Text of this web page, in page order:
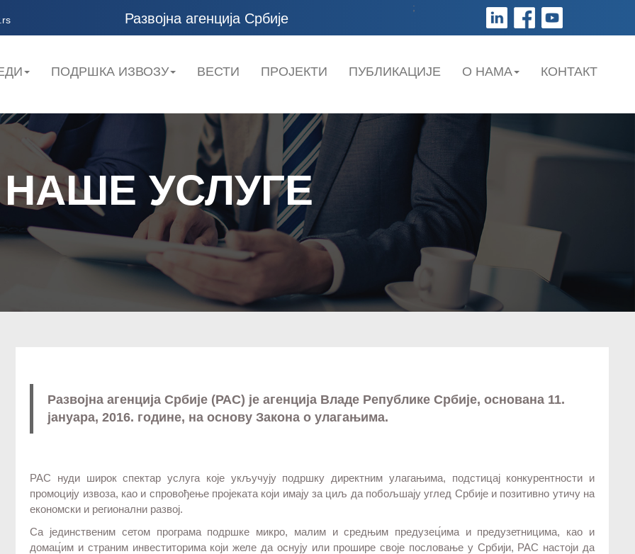
Развојна агенција Србије
;
ПОДРШКА ИЗВОЗУ ВЕСТИ ПРОЈЕКТИ ПУБЛИКАЦИЈЕ О НАМА КОНТАКТ
НАШЕ УСЛУГЕ
Развојна агенција Србије (РАС) је агенција Владе Републике Србије, основана 11.
јануара, 2016. године, на основу Закона о улагањима.
РАС нуди широк спектар услуга које укључују подршку директним улагањима, подстицај конкурентности и
промоцију извоза, као и спровођење пројеката који имају за циљ да побољшају углед Србије и позитивно утичу на
економски и регионални развој.
Са јединственим сетом програма подршке микро, малим и средњим предузец́има и предузетницима, као и
домац́им и страним инвеститорима који желе да оснују или прошире своје пословање у Србији, РАС настоји да